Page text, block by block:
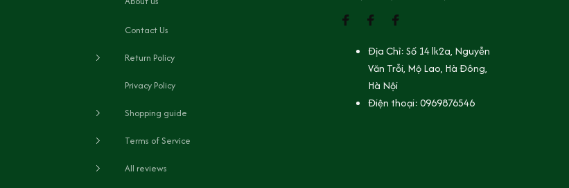
Contact Us
Return Policy
Privacy Policy
Shopping guide
Terms of Service
All reviews
Địa Chỉ: Số 14 lk2a, Nguyễn
Văn Trỗi, Mộ Lao, Hà Đông,
Hà Nội
Điện thoại: 0969876546